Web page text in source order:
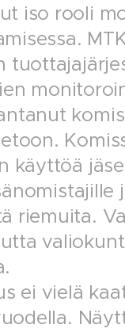
iso rooli
käyttöä
riemuita.
ei vielä